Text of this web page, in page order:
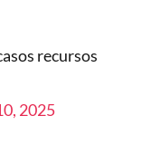
recursos
2025